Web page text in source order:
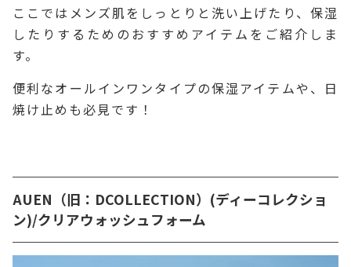
ここではメンズ肌をしっとりと洗い上げたり、保湿
したりするためのおすすめアイテムをご紹介しま
す。
便利なオールインワンタイプの保湿アイテムや、日
焼け止めも必見です！
AUEN（旧：DCOLLECTION）(ディーコレクショ
ン)/クリアウォッシュフォーム